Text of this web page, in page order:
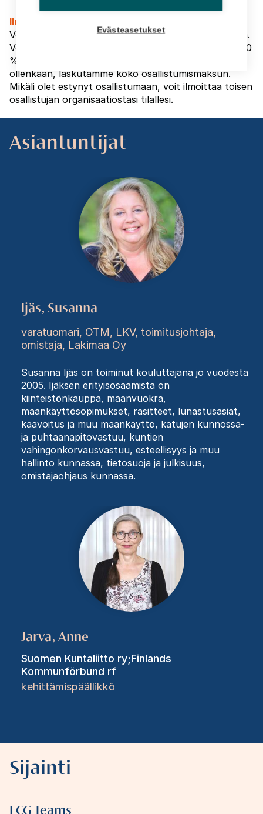
Ilmoittautumisen peruutus
Voit perua osallistumisesi maksutta 18.5.2026 saakka.
Veloitamme tämän jälkeen tehdyistä peruutuksista 50
% osallistumismaksusta. Jos peruutusta ei tehdä
ollenkaan, laskutamme koko osallistumismaksun.
Mikäli olet estynyt osallistumaan, voit ilmoittaa toisen
osallistujan organisaatiostasi tilallesi.
Asiantuntijat
Ijäs, Susanna
varatuomari, OTM, LKV, toimitusjohtaja,
omistaja, Lakimaa Oy
Susanna Ijäs on toiminut kouluttajana jo vuodesta
2005. Ijäksen erityisosaamista on
kiinteistönkauppa, maanvuokra,
maankäyttösopimukset, rasitteet, lunastusasiat,
kaavoitus ja muu maankäyttö, katujen kunnossa-
ja puhtaanapitovastuu, kuntien
vahingonkorvausvastuu, esteellisyys ja muu
hallinto kunnassa, tietosuoja ja julkisuus,
omistajaohjaus kunnassa.
Jarva, Anne
Suomen Kuntaliitto ry;Finlands
Kommunförbund rf
kehittämispäällikkö
Sijainti
FCG Teams
Evästeasetukset